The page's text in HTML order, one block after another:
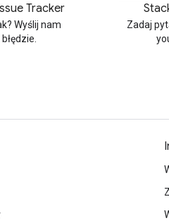
Tracker
Wyślij nam
Zadaj